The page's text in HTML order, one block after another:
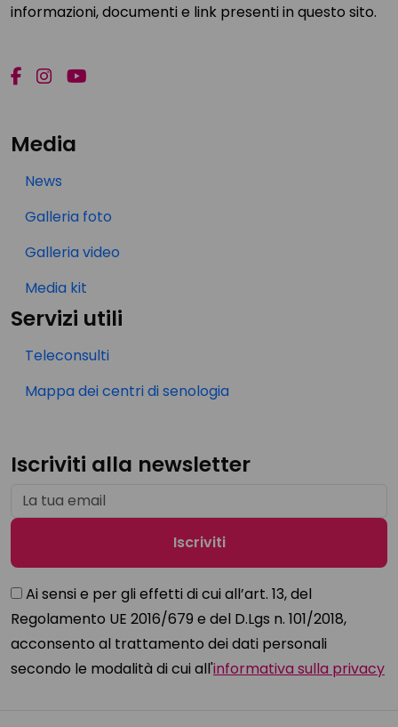
informazioni, documenti e link presenti in questo sito.
Media
News
Galleria foto
Galleria video
Media kit
Servizi utili
Teleconsulti
Mappa dei centri di senologia
Iscriviti alla newsletter
Ai sensi e per gli effetti di cui all’art. 13, del
Regolamento UE 2016/679 e del D.Lgs n. 101/2018,
acconsento al trattamento dei dati personali
secondo le modalità di cui all'informativa sulla privacy